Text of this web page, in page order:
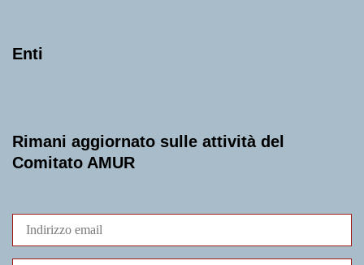
Enti
Rimani aggiornato sulle attività del
Comitato AMUR